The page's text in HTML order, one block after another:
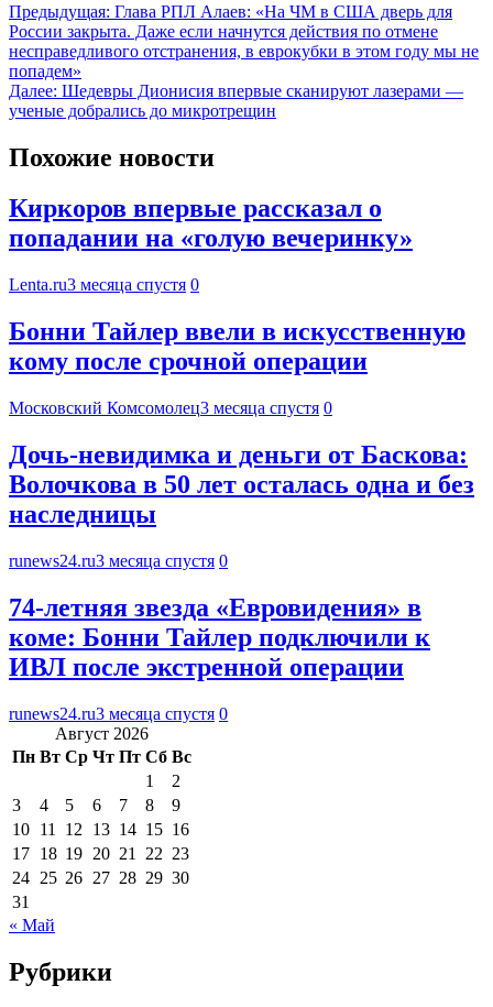
Предыдущая: Глава РПЛ Алаев: «На ЧМ в США дверь для
России закрыта. Даже если начнутся действия по отмене
несправедливого отстранения, в еврокубки в этом году мы не
попадем»
Далее: Шедевры Дионисия впервые сканируют лазерами —
ученые добрались до микротрещин
Похожие новости
Киркоров впервые рассказал о
попадании на «голую вечеринку»
Lenta.ru3 месяца спустя 0
Бонни Тайлер ввели в искусственную
кому после срочной операции
Московский Комсомолец3 месяца спустя 0
Дочь-невидимка и деньги от Баскова:
Волочкова в 50 лет осталась одна и без
наследницы
runews24.ru3 месяца спустя 0
74-летняя звезда «Евровидения» в
коме: Бонни Тайлер подключили к
ИВЛ после экстренной операции
runews24.ru3 месяца спустя 0
Август 2026
Пн Вт Ср Чт Пт Сб Вс
1
2
3
4 5 6 7 8
9
10 11 12 13 14 15 16
17 18 19 20 21 22 23
24 25 26 27 28 29 30
31
« Май
Рубрики